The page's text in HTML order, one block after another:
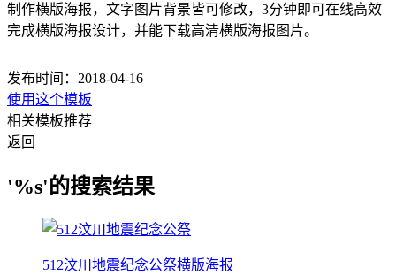
制作横版海报，文字图片背景皆可修改，3分钟即可在线高效
完成横版海报设计，并能下载高清横版海报图片。
发布时间：2018-04-16
使用这个模板
相关模板推荐
返回
'%s'的搜索结果
512汶川地震纪念公祭横版海报